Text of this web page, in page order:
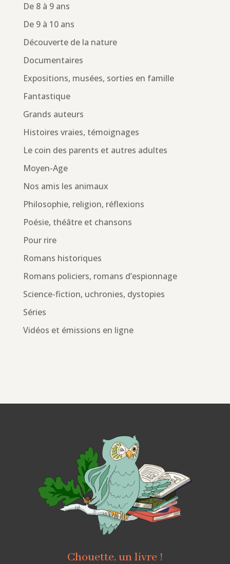
De 8 à 9 ans
De 9 à 10 ans
Découverte de la nature
Documentaires
Expositions, musées, sorties en famille
Fantastique
Grands auteurs
Histoires vraies, témoignages
Le coin des parents et autres adultes
Moyen-Age
Nos amis les animaux
Philosophie, religion, réflexions
Poésie, théâtre et chansons
Pour rire
Romans historiques
Romans policiers, romans d’espionnage
Science-fiction, uchronies, dystopies
Séries
Vidéos et émissions en ligne
Chouette, un livre !